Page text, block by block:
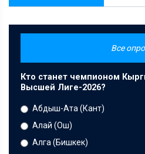
Все
Кто станет чемпионом
Высшей Лиге-2026?
Абдыш-Ата (Кант)
Алай (Ош)
Алга (Бишкек)